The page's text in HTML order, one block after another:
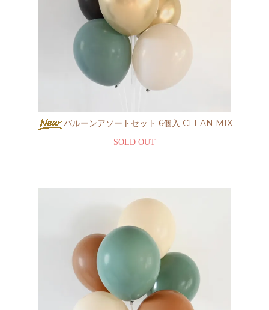
バルーンアソートセット 6個入 CLEAN MIX
SOLD OUT